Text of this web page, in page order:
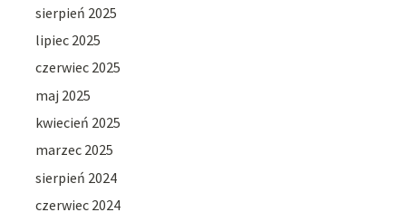
sierpień 2025
lipiec 2025
czerwiec 2025
maj 2025
kwiecień 2025
marzec 2025
sierpień 2024
czerwiec 2024